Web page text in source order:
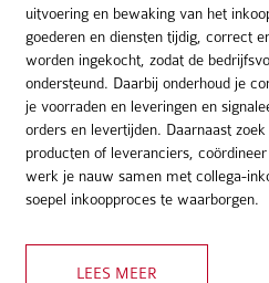
uitvoering en bewaking van het
goederen en diensten tijdig, correct
worden ingekocht, zodat de
ondersteund. Daarbij onderhoud je
je voorraden en leveringen en
orders en levertijden. Daarnaast
producten of leveranciers,
werk je nauw samen met collega-
soepel inkoopproces te waarborgen.
LEES MEER